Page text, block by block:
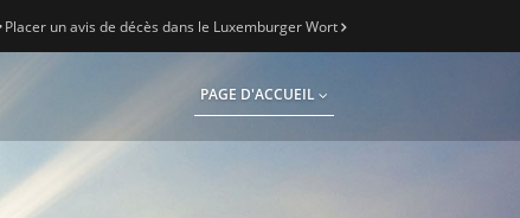
Placer un avis de décès dans le Luxemburger Wort
PAGE D'ACCUEIL